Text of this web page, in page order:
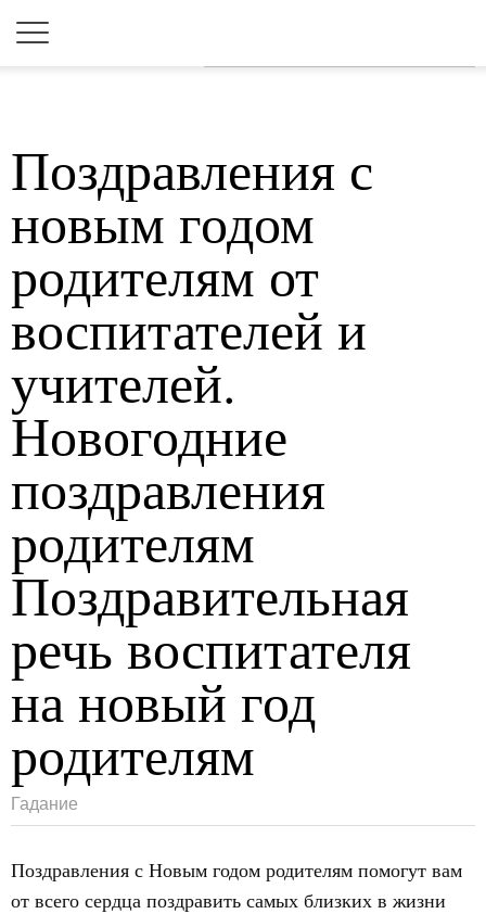
Поздравления с
новым годом
родителям от
воспитателей и
учителей.
Новогодние
поздравления
родителям
Поздравительная
речь воспитателя
на новый год
родителям
Гадание
Поздравления с Новым годом родителям помогут вам
от всего сердца поздравить самых близких в жизни